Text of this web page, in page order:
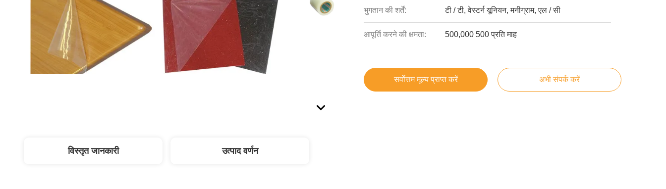
भुगतान की शर्तें: टी / टी, वेस्टर्न यूनियन, मनीग्राम, एल / सी
आपूर्ति करने की क्षमता: 500,000 500 प्रति माह
सर्वोत्तम मूल्य प्राप्त करें अभी संपर्क करें
विस्तृत जानकारी उत्पाद वर्णन